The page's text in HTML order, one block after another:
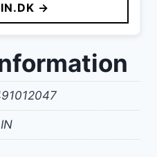
kr..
→